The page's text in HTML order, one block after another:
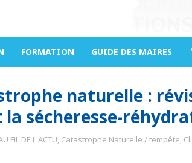
FORMATION GUIDE DES MAIRES
naturelle :
sécheresse-
FIL DE L'ACTU, Catastrophe Naturelle / tempête,